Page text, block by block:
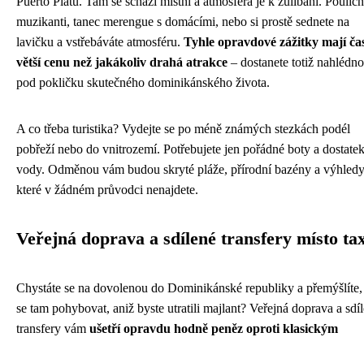
muzikanti, tanec merengue s domácími, nebo si prostě sednete na
lavičku a vstřebáváte atmosféru. Tyhle opravdové zážitky mají
větší cenu než jakákoliv drahá atrakce – dostanete totiž
pod pokličku skutečného dominikánského života.
A co třeba turistika? Vydejte se po méně známých stezkách podél
pobřeží nebo do vnitrozemí. Potřebujete jen pořádné boty a dostatek
vody. Odměnou vám budou skryté pláže, přírodní bazény a
které v žádném průvodci nenajdete.
Veřejná doprava a sdílené transfery místo
Chystáte se na dovolenou do Dominikánské republiky a
se tam pohybovat, aniž byste utratili majlant? Veřejná doprava a
transfery vám ušetří opravdu hodně peněz oproti klasickým